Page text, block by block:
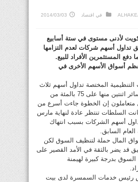
في اقتصاد
2014/03/03
لأدنى مستوى في ستة أسابيع
تداول أسهم شركات لعدم التزامها
دفع المستثمرين الأفراد للبيع.
أسواق الأسهم الأخرى في
المختصة تداول أسهم ثلاث
شركات زادت خسائر اثنتين منها على 75 بالمئة من
متعاملون إن الخطوة جاءت أسرع من
السلطات تنتظر عادة لنهاية مارس
أسهم الشركات بسبب انتهاك
السابق.
المال حملة لتنظيف السوق لكن
قد يضر بالثقة في الأمد القصير على
بدرجة كبيرة لهيمنة
رئيس خدمات السمسرة لدى بيت